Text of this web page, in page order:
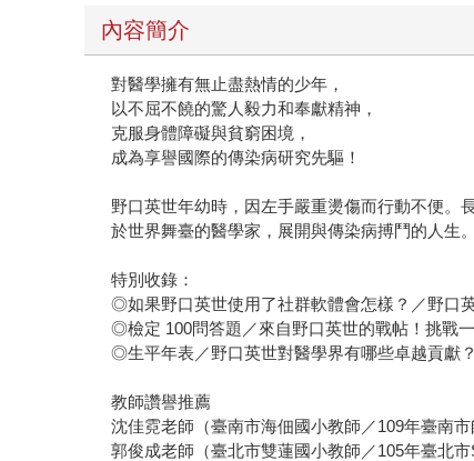
內容簡介
對醫學擁有無止盡熱情的少年，
以不屈不饒的驚人毅力和奉獻精神，
克服身體障礙與貧窮困境，
成為享譽國際的傳染病研究先驅！
野口英世年幼時，因左手嚴重燙傷而行動不便。
於世界舞臺的醫學家，展開與傳染病搏鬥的人生。
特別收錄：
◎如果野口英世使用了社群軟體會怎樣？／野口
◎檢定 100問答題／來自野口英世的戰帖！挑戰
◎生平年表／野口英世對醫學界有哪些卓越貢獻
教師讚譽推薦
沈佳霓老師（臺南市海佃國小教師／109年臺南市
郭俊成老師（臺北市雙蓮國小教師／105年臺北市